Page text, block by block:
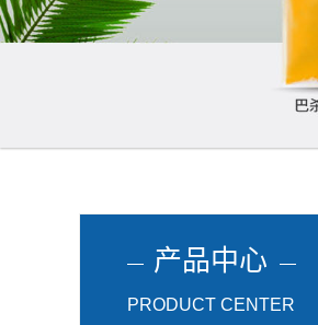
产品中心
PRODUCT CENTER